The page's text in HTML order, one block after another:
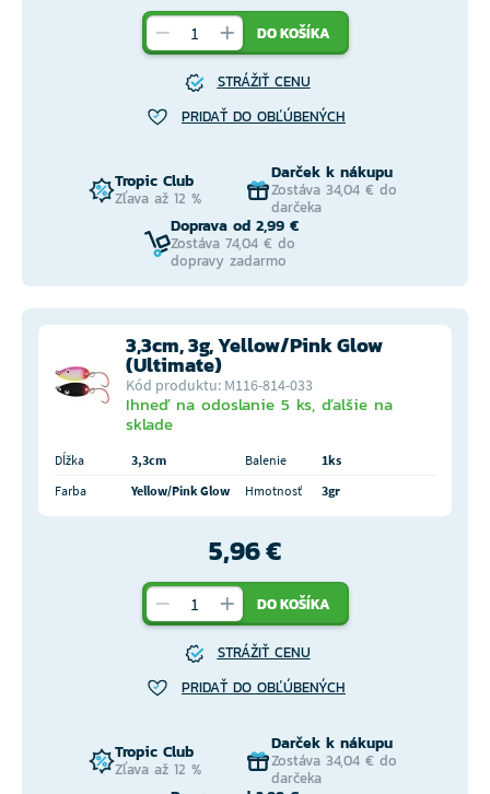
DO KOŠÍKA
STRÁŽIŤ CENU
PRIDAŤ DO OBĽÚBENÝCH
Tropic Club
Zľava až 12 %
Darček k nákupu
Zostáva 34,04 € do
darčeka
Doprava od 2,99 €
Zostáva 74,04 € do
dopravy zadarmo
3,3cm, 3g, Yellow/Pink Glow
(Ultimate)
Kód produktu: M116-814-033
Ihneď na odoslanie 5 ks, ďalšie na
sklade
Dĺžka 3,3cm Balenie
1ks
Farba
Yellow/Pink Glow Hmotnosť 3gr
5,96 €
DO KOŠÍKA
STRÁŽIŤ CENU
PRIDAŤ DO OBĽÚBENÝCH
Tropic Club
Zľava až 12 %
Darček k nákupu
Zostáva 34,04 € do
darčeka